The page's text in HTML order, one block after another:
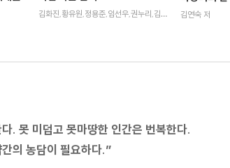
김화진,황유원,정용준,임선우,권누리,김선형,김복희,유선혜,정수윤,김서해 저 김연숙 저
. 못 미덥고 못마땅한 인간은 번복한다.
의 농담이 필요하다.”